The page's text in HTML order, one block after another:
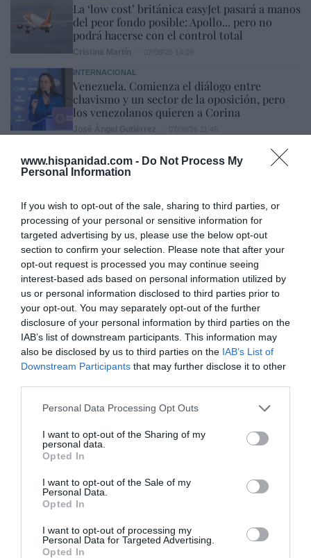
www.hispanidad.com - Do Not Process My
Personal Information
If you wish to opt-out of the sale, sharing to third parties, or
processing of your personal or sensitive information for
targeted advertising by us, please use the below opt-out
section to confirm your selection. Please note that after your
opt-out request is processed you may continue seeing
interest-based ads based on personal information utilized by
us or personal information disclosed to third parties prior to
your opt-out. You may separately opt-out of the further
disclosure of your personal information by third parties on the
IAB’s list of downstream participants. This information may
also be disclosed by us to third parties on the IAB’s List of
Downstream Participants that may further disclose it to other
Personal Data Processing Opt Outs
I want to opt-out of the Sharing of my
personal data.
Opted In
I want to opt-out of the Sale of my
Personal Data.
Opted In
I want to opt-out of processing my
Personal Data for Targeted Advertising.
Opted In
La ‘low cost’ británica easyJet pasará a manos
del peor fondo posible: Apollo... pero no
podrá hacerse con el control total
INTERNACIONAL
Venezuela. Comienza el diálogo entre
chavismo y un sector de la oposición, pero
los venezolanos quieren a Corina
ECONOMÍA
El ‘gran’ logro del ministro Puente: los
15,5% hasta junio
Cristina Martín 07/08/26 12:37
SOCIEDAD
Ataque cristianófobo en la muy ‘woke’ ciudad
de Nueva York: destrozan una imagen de la
Virgen María
Redacción 07/08/26 11:46
Marcelo Gullo: “El trabajo de desmitificar la
historia, de poner la verdadera, de
desmontar la falsificación, es un trabajo
cristiano"
Artículos anteriores
DIARIO DE LA CORRUPCIÓN SANCHISTA
Diario de la corrupción sanchista. Hazte
Oír se manifiesta delante de La Mareta:
“Pedro Sánchez es un criminal”